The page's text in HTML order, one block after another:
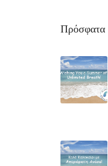
Πρόσφατα